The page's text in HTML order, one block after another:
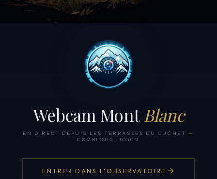
Webcam Mont Blanc
EN DIRECT DEPUIS LES TERRASSES DU CUCHET —
COMBLOUX, 1050M
ENTRER DANS L'OBSERVATOIRE